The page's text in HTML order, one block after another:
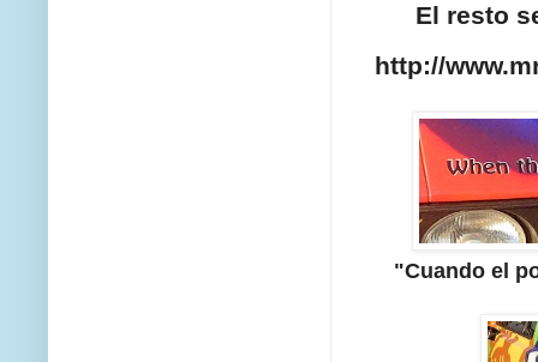
El resto
http://
"Cuando el